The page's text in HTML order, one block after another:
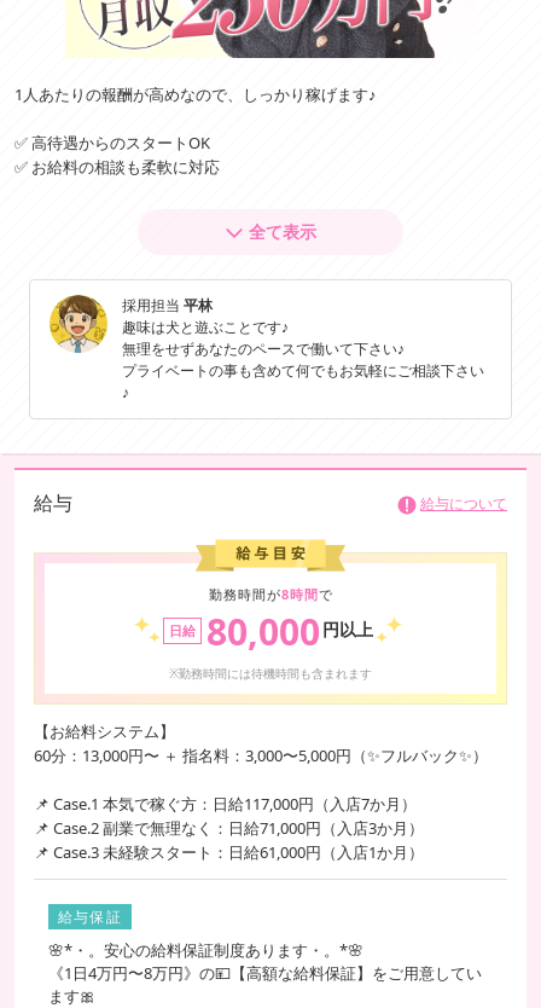
1人あたりの報酬が高めなので、しっかり稼げます♪
✅ 高待遇からのスタートOK
✅ お給料の相談も柔軟に対応
これがしっかり収入に繋がる理由です！
【複数の媒体で検索上位を独占中！】
圧倒的な集客力があるので、お客様に困ることはほぼありません◎
体力に自信がない方も、無理のない接客数で調整できます♪
【ほとんどの移動が5分圏内🚗】
【来店されるお客様が紳士的✨】
地域柄もあり、余裕のある落ち着いた方が多いのが特徴です。
🌸Pink Planetでは🌸
高収入だけでなく、安心して働ける環境づくりを大切にしています。
女性スタッフ全員が、言葉づかいや心配りを意識して接しています🌿
また、スタッフは和歌山出身ではないため、地元での身バレを気にして
ご自宅や個室での待機にも対応しています。
「ちょっと話を聞いてみたい」そんな方も大歓迎！
まずはお気軽に面接からどうぞ♪
全て表示
採用担当平林
趣味は犬と遊ぶことです♪
無理をせずあなたのペースで働いて下さい♪
プライベートの事も含めて何でもお気軽にご相談下さい
♪
給与 給与について
勤務時間が8時間で
日給 80,000 円以上
※勤務時間には待機時間も含まれます
【お給料システム】
60分：13,000円〜 ＋ 指名料：3,000〜5,000円（✨フルバック✨）
📌 Case.1 本気で稼ぐ方：日給117,000円（入店7か月）
📌 Case.2 副業で無理なく：日給71,000円（入店3か月）
📌 Case.3 未経験スタート：日給61,000円（入店1か月）
給与保証
🌸*・。安心の給料保証制度あります・。*🌸
《1日4万円〜8万円》の💴【高額な給料保証】をご用意してい
ます🎀